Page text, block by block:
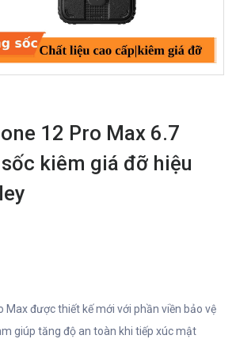
12 Pro Max 6.7
kiêm giá đỡ hiệu
Max được thiết kế mới với phần viền bảo vệ
giúp tăng độ an toàn khi tiếp xúc mật